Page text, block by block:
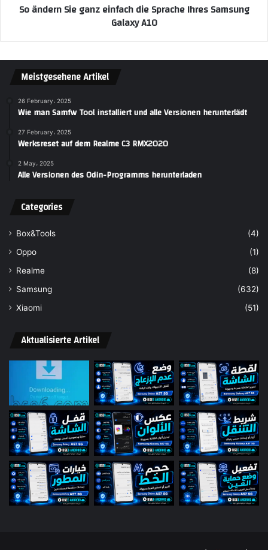
So ändern Sie ganz einfach die Sprache Ihres Samsung
Galaxy A10
Meistgesehene Artikel
26 February، 2025
Wie man Samfw Tool installiert und alle Versionen herunterlädt
27 February، 2025
Werksreset auf dem Realme C3 RMX2020
2 May، 2025
Alle Versionen des Odin-Programms herunterladen
Categories
Box&Tools
(4)
Oppo
(1)
Realme
(8)
Samsung
(632)
Xiaomi
(51)
Aktualisierte Artikel